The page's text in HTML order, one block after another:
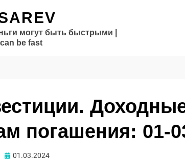
могут быть быстрыми |
be fast
погашения: 01-
Опубликовано
01.03.2024